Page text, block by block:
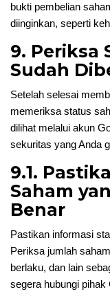
bukti pembelian
diinginkan, seperti
9. Periksa
Sudah
Setelah selesai
memeriksa status
dilihat melalui akun
sekuritas yang Anda
9.1.
Saham
Benar
Pastikan informasi
Periksa jumlah
berlaku, dan lain
segera hubungi